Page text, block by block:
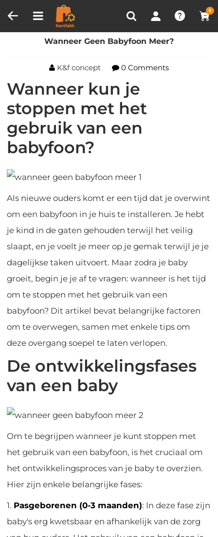
0
RECENT BEKEKEN
Productvergelijken (0)
Huis Blog Wanneer Geen Babyfoon Meer?
Wanneer Geen Babyfoon Meer?
K&f concept 0 Comments
Wanneer kun je
stoppen met het
gebruik van een
babyfoon?
Als nieuwe ouders komt er een tijd dat je overwint
om een babyfoon in je huis te installeren. Je hebt
je kind in de gaten gehouden terwijl het veilig
slaapt, en je voelt je meer op je gemak terwijl je je
dagelijkse taken uitvoert. Maar zodra je baby
groeit, begin je je af te vragen: wanneer is het tijd
om te stoppen met het gebruik van een
babyfoon? Dit artikel bevat belangrijke factoren
om te overwegen, samen met enkele tips om
deze overgang soepel te laten verlopen.
De ontwikkelingsfases
van een baby
Om te begrijpen wanneer je kunt stoppen met
het gebruik van een babyfoon, is het cruciaal om
het ontwikkelingsproces van je baby te overzien.
Hier zijn enkele belangrijke fases:
1. Pasgeborenen (0-3 maanden): In deze fase zijn
baby's erg kwetsbaar en afhankelijk van de zorg